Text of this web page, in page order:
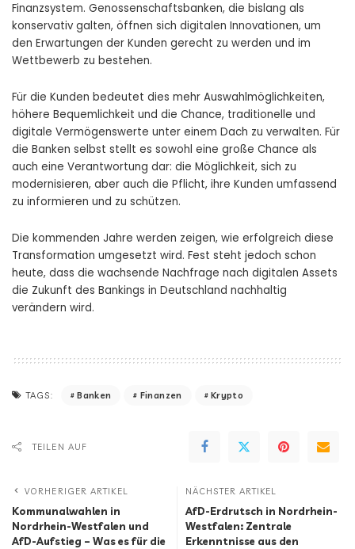
Finanzsystem. Genossenschaftsbanken, die bislang als
konservativ galten, öffnen sich digitalen Innovationen, um
den Erwartungen der Kunden gerecht zu werden und im
Wettbewerb zu bestehen.
Für die Kunden bedeutet dies mehr Auswahlmöglichkeiten,
höhere Bequemlichkeit und die Chance, traditionelle und
digitale Vermögenswerte unter einem Dach zu verwalten. Für
die Banken selbst stellt es sowohl eine große Chance als
auch eine Verantwortung dar: die Möglichkeit, sich zu
modernisieren, aber auch die Pflicht, ihre Kunden umfassend
zu informieren und zu schützen.
Die kommenden Jahre werden zeigen, wie erfolgreich diese
Transformation umgesetzt wird. Fest steht jedoch schon
heute, dass die wachsende Nachfrage nach digitalen Assets
die Zukunft des Bankings in Deutschland nachhaltig
verändern wird.
TAGS: Banken Finanzen Krypto
TEILEN AUF
VORHERIGER ARTIKEL
Kommunalwahlen in
Nordrhein-Westfalen und
AfD-Aufstieg – Was es für die
NÄCHSTER ARTIKEL
AfD-Erdrutsch in Nordrhein-
Westfalen: Zentrale
Erkenntnisse aus den